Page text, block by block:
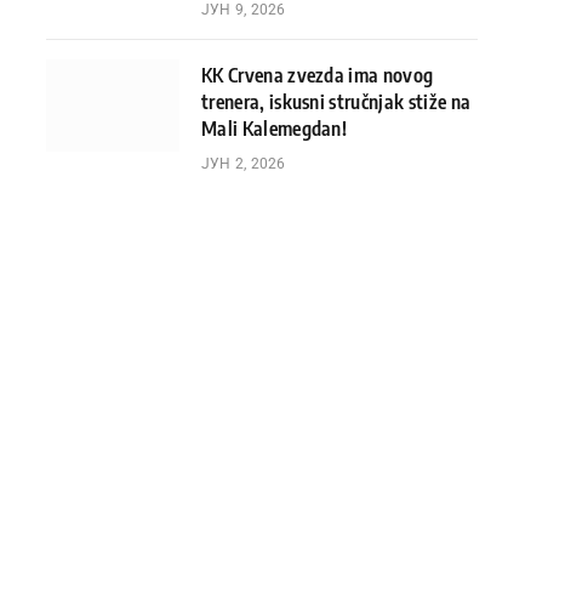
ЈУН 9, 2026
KK Crvena zvezda ima novog
trenera, iskusni stručnjak stiže na
Mali Kalemegdan!
ЈУН 2, 2026